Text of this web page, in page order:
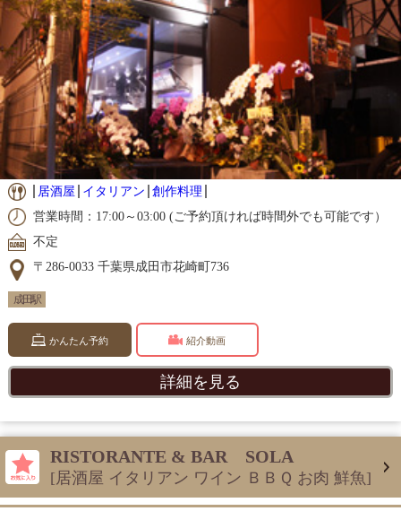
居酒屋 イタリアン 創作料理
営業時間：17:00～03:00 (ご予約頂ければ時間外でも可能です）
不定
〒286-0033 千葉県成田市花崎町736
成田駅
かんたん予約 紹介動画
詳細を見る
RISTORANTE & BAR SOLA
[居酒屋 イタリアン ワイン ＢＢＱ お肉 鮮魚]